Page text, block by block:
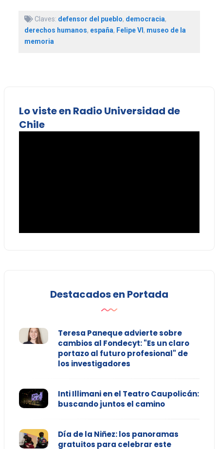
Claves: defensor del pueblo, democracia,
derechos humanos, españa, Felipe VI , museo de la
memoria
Lo viste en Radio Universidad de
Chile
Destacados en Portada
Teresa Paneque advierte sobre
cambios al Fondecyt: "Es un claro
portazo al futuro profesional" de
los investigadores
Inti Illimani en el Teatro Caupolicán:
buscando juntos el camino
Día de la Niñez: los panoramas
gratuitos para celebrar este